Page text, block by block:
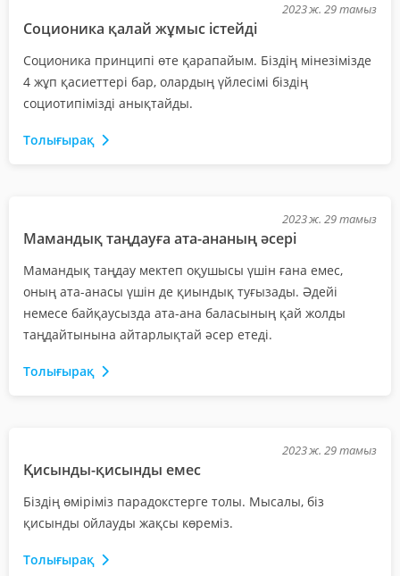
2023 ж. 29 тамыз
Соционика қалай жұмыс істейді
Соционика принципі өте қарапайым. Біздің мінезімізде
4 жұп қасиеттері бар, олардың үйлесімі біздің
социотипімізді анықтайды.
Толығырақ
2023 ж. 29 тамыз
Мамандық таңдауға ата-ананың әсері
Мамандық таңдау мектеп оқушысы үшін ғана емес,
оның ата-анасы үшін де қиындық туғызады. Әдейі
немесе байқаусызда ата-ана баласының қай жолды
таңдайтынына айтарлықтай әсер етеді.
Толығырақ
2023 ж. 29 тамыз
Қисынды-қисынды емес
Біздің өміріміз парадокстерге толы. Мысалы, біз
қисынды ойлауды жақсы көреміз.
Толығырақ